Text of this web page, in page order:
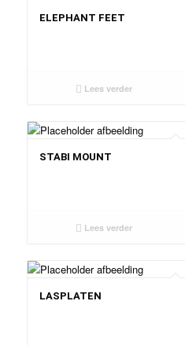
ELEPHANT FEET
Lees verder
STABI MOUNT
Lees verder
LASPLATEN